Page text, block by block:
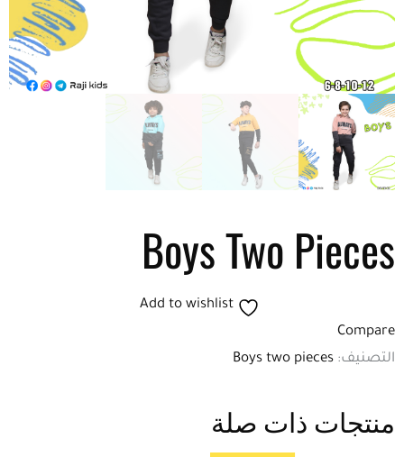
Boys Two Pieces
Add to wishlist
Compare
التصنيف: Boys two pieces
منتجات ذات صلة